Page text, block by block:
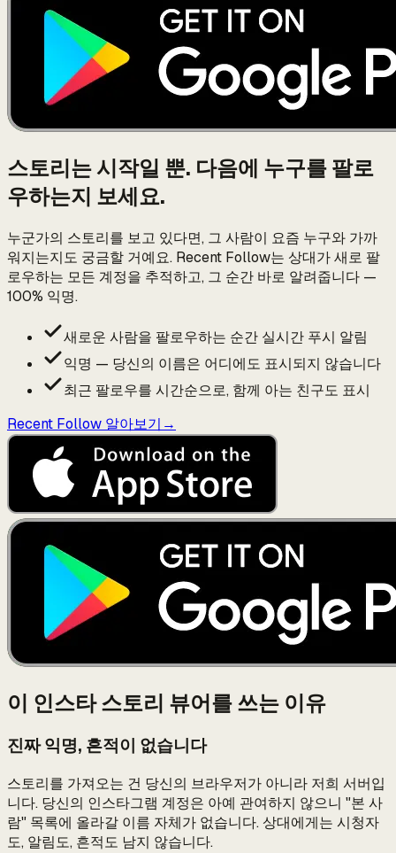
스토리는 시작일 뿐. 다음에 누구를 팔로
우하는지 보세요.
누군가의 스토리를 보고 있다면, 그 사람이 요즘 누구와 가까
워지는지도 궁금할 거예요. Recent Follow는 상대가 새로 팔
로우하는 모든 계정을 추적하고, 그 순간 바로 알려줍니다 —
100% 익명.
새로운 사람을 팔로우하는 순간 실시간 푸시 알림
익명 — 당신의 이름은 어디에도 표시되지 않습니다
최근 팔로우를 시간순으로, 함께 아는 친구도 표시
Recent Follow 알아보기 →
이 인스타 스토리 뷰어를 쓰는 이유
진짜 익명, 흔적이 없습니다
스토리를 가져오는 건 당신의 브라우저가 아니라 저희 서버입
니다. 당신의 인스타그램 계정은 아예 관여하지 않으니 "본 사
람" 목록에 올라갈 이름 자체가 없습니다. 상대에게는 시청자
도, 알림도, 흔적도 남지 않습니다.